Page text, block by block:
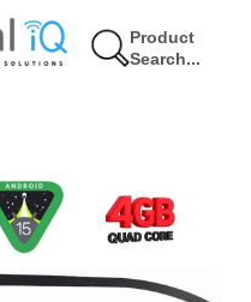
Product
Search...
9% Έκπτωση